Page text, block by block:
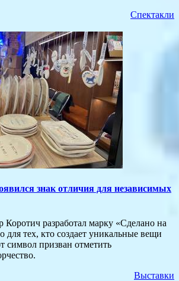
Спектакли
знак отличия для независимых
Коротич разработал марку «Сделано на
для тех, кто создает уникальные вещи
символ призван отметить
Выставки